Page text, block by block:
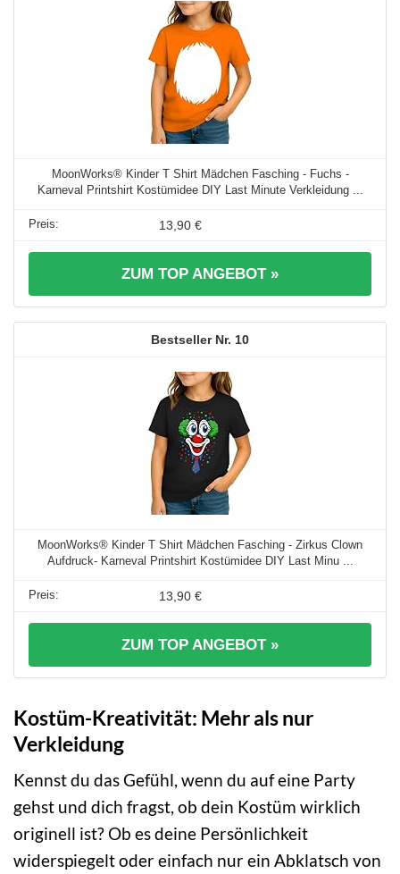
MoonWorks® Kinder T Shirt Mädchen Fasching - Fuchs -
Karneval Printshirt Kostümidee DIY Last Minute Verkleidung ...
13,90 €
ZUM TOP ANGEBOT »
10
MoonWorks® Kinder T Shirt Mädchen Fasching - Zirkus Clown
Aufdruck- Karneval Printshirt Kostümidee DIY Last Minu ...
13,90 €
ZUM TOP ANGEBOT »
Kostüm-Kreativität: Mehr als nur
Verkleidung
Kennst du das Gefühl, wenn du auf eine Party
gehst und dich fragst, ob dein Kostüm wirklich
originell ist? Ob es deine Persönlichkeit
widerspiegelt oder einfach nur ein Abklatsch von